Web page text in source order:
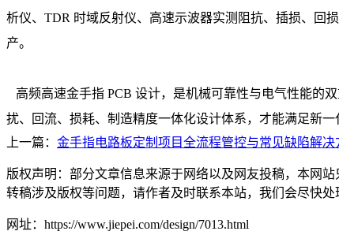
析仪、TDR 时域反射仪、高速示波器实测阻抗、插损、回
产。
高频高速金手指 PCB 设计，是机械可靠性与电气性能的
扰、回流、损耗、制造精度一体化设计体系，才能满足新
上一篇： 金手指电路板定制项目全流程管控与常见缺陷解决
版权声明：部分文章信息来源于网络以及网友投稿，本网
转稿涉及版权等问题，请作者及时联系本站，我们会尽快处
网址：https://www.jiepei.com/design/7013.html